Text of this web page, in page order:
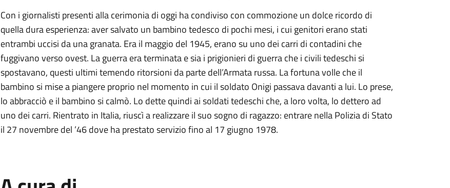
Con i giornalisti presenti alla cerimonia di oggi ha condiviso con commozione un dolce ricordo di
quella dura esperienza: aver salvato un bambino tedesco di pochi mesi, i cui genitori erano stati
entrambi uccisi da una granata. Era il maggio del 1945, erano su uno dei carri di contadini che
fuggivano verso ovest. La guerra era terminata e sia i prigionieri di guerra che i civili tedeschi si
spostavano, questi ultimi temendo ritorsioni da parte dell’Armata russa. La fortuna volle che il
bambino si mise a piangere proprio nel momento in cui il soldato Onigi passava davanti a lui. Lo prese,
lo abbracciò e il bambino si calmò. Lo dette quindi ai soldati tedeschi che, a loro volta, lo dettero ad
uno dei carri. Rientrato in Italia, riuscì a realizzare il suo sogno di ragazzo: entrare nella Polizia di Stato
il 27 novembre del ’46 dove ha prestato servizio fino al 17 giugno 1978.